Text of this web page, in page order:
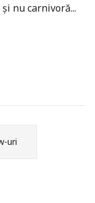
nu carnivoră...
uri